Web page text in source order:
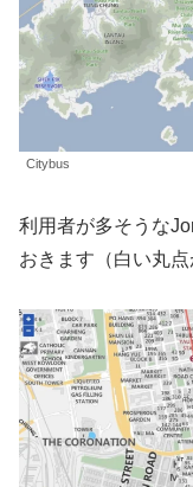
Citybus
利用者が多そうな
おきます（白い丸点